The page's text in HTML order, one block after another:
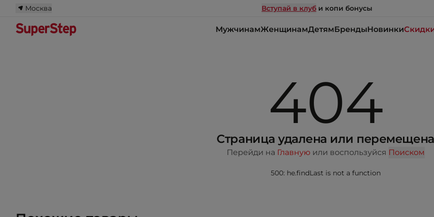
Москва Вступай в клуб и копи бонусы
МужчинамЖенщинамДетямБрендыНовинки
404
Страница удалена или перемещена
Перейди на Главную или воспользуйся Поиском
500: he.findLast is not a function